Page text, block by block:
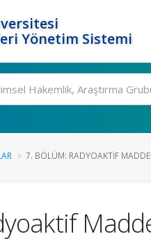
Yönetim Sistemi
7. BÖLÜM: RADYOAKTIF